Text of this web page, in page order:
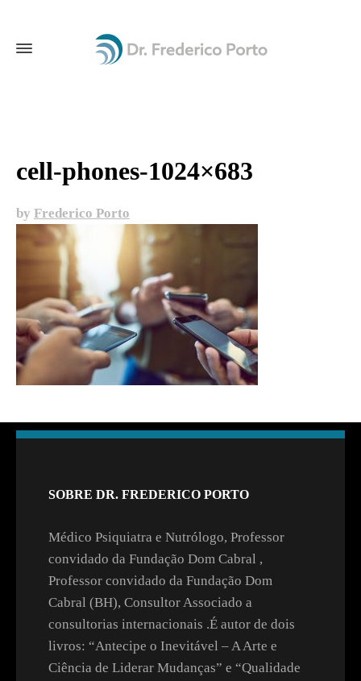
cell-phones-1024×683
by Frederico Porto
SOBRE DR. FREDERICO PORTO
Médico Psiquiatra e Nutrólogo, Professor
convidado da Fundação Dom Cabral ,
Professor convidado da Fundação Dom
Cabral (BH), Consultor Associado a
consultorias internacionais .É autor de dois
livros: “Antecipe o Inevitável – A Arte e
Ciência de Liderar Mudanças” e “Qualidade